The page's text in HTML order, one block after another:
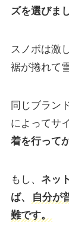
ズを選びま
スノボは激
裾が捲れて
同じブラン
によってサ
着を行って
もし、 ネッ
ば、
自分が
難です。